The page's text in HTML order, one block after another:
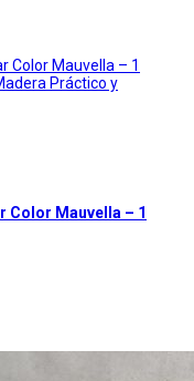
Color Mauvella – 1